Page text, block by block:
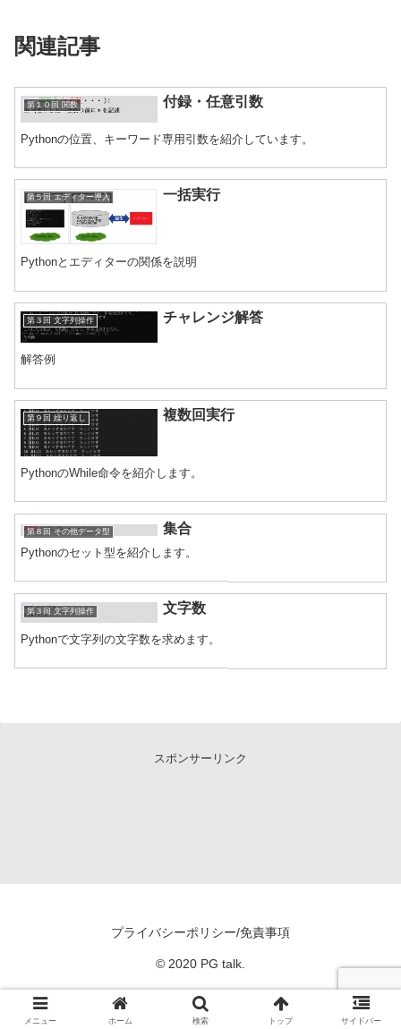
関連記事
第１０回 関数 付録・任意引数
Pythonの位置、キーワード専用引数を紹介しています。
第５回 エディター導入 一括実行
Pythonとエディターの関係を説明
第３回 文字列操作 チャレンジ解答
解答例
第９回 繰り返し 複数回実行
PythonのWhile命令を紹介します。
第８回 その他データ型 集合
Pythonのセット型を紹介します。
第３回 文字列操作 文字数
Pythonで文字列の文字数を求めます。
スポンサーリンク
プライバシーポリシー/免責事項
© 2020 PG talk.
メニュー ホーム 検索 トップ サイドバー